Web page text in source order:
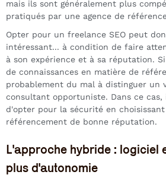
mais ils sont généralement plus
pratiqués par une agence de
Opter pour un freelance SEO peut
intéressant... à condition de faire
à son expérience et à sa réputation.
de connaissances en matière de
probablement du mal à distinguer un
consultant opportuniste. Dans ce
d'opter pour la sécurité en
référencement de bonne réputation.
L'approche hybride : logiciel
plus d'autonomie